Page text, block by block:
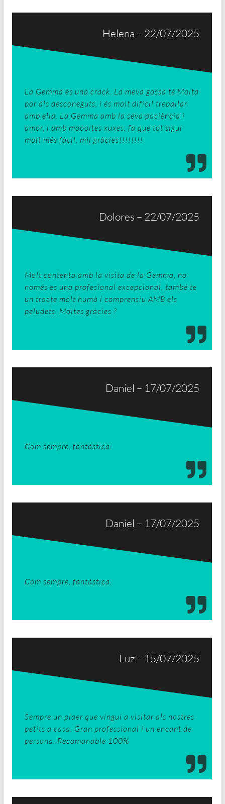
La Gemma és una crack. La meva gossa té Molta
por als desconeguts, i és molt difícil treballar
amb ella. La Gemma amb la seva paciència i
amor, i amb moooltes xuxes, fa que tot sigui
molt més fàcil, mil gràcies!!!!!!!!
Helena – 22/07/2025
Molt contenta amb la visita de la Gemma, no
només es una profesional excepcional, també te
un tracte molt humà i comprensiu AMB els
peludets. Moltes gràcies ?
Dolores – 22/07/2025
Com sempre, fantàstica.
Daniel – 17/07/2025
Com sempre, fantàstica.
Daniel – 17/07/2025
Sempre un plaer que vingui a visitar als nostres
petits a casa. Gran professional i un encant de
persona. Recomanable 100%
Luz – 15/07/2025